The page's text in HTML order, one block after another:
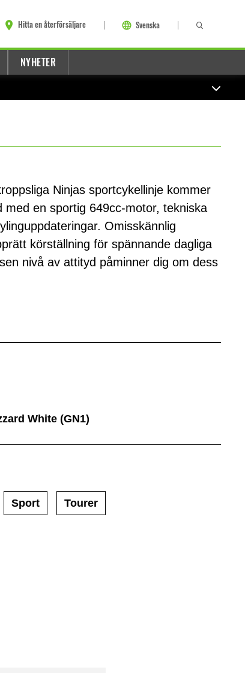
Hitta en återförsäljare Svenska
NYHETER
Ninjas sportcykellinje kommer
med en sportig 649cc-motor, tekniska
Omisskännlig
körställning för spännande dagliga
nivå av attityd påminner dig om dess
White (GN1)
Sport Tourer